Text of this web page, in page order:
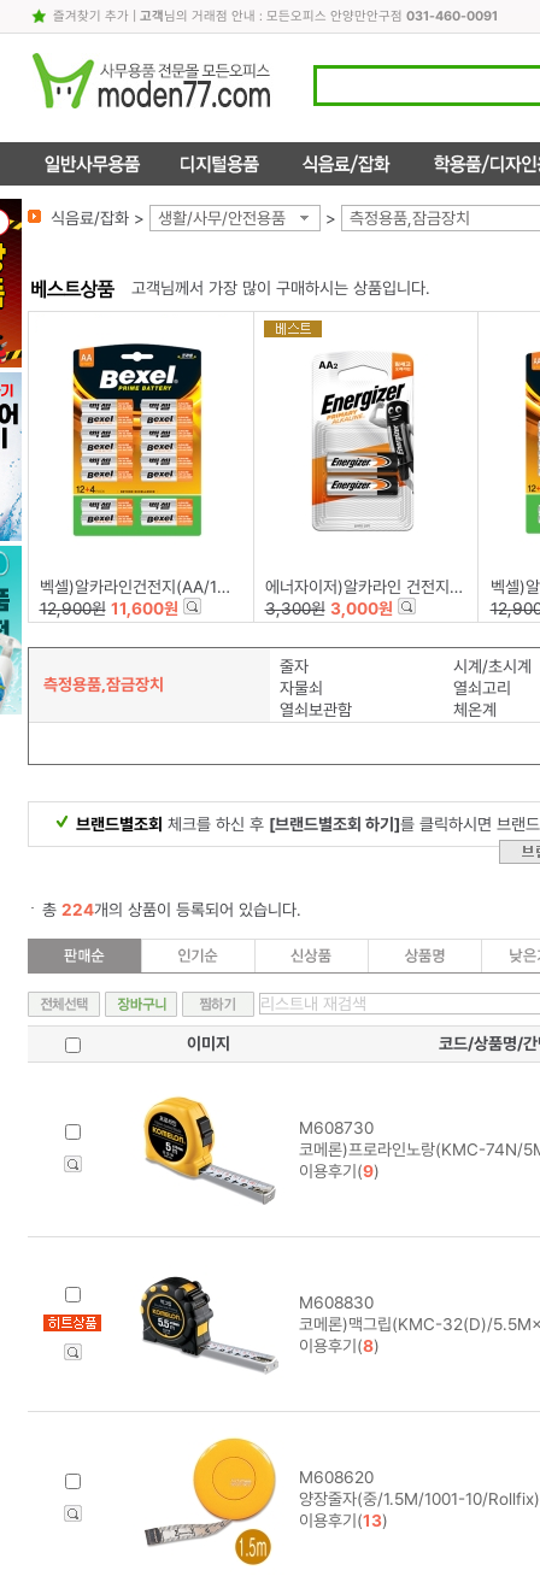
즐겨찾기 추가| 고객님의 거래점 안내 : 모든오피스 안양만안구점 031-460-0091
식음료/잡화 > 생활/사무/안전용품 > 측정용품,잠금장치
고객님께서 가장 많이 구매하시는 상품입니다.
벡셀)알카라인건전지(AA/12+4)
12,900원 11,600원
에너자이저)알카라인 건전지(PRIMARY/AA/B2)
3,300원 3,000원
벡셀)알
측정용품,잠금장치
줄자
시계/초시계
자물쇠
열쇠고리
열쇠보관함
체온계
브랜드별조회 체크를 하신 후 [브랜드별조회 하기]를 클릭하시면 브랜
총 224개의 상품이 등록되어 있습니다.
이미지 코드/상품명/간
M608730
코메론)프로라인노랑(KMC-74N/
이용후기(9)
M608830
코메론)맥그립(KMC-32(D)/
이용후기(8)
M608620
양장줄자(중/1.5M/1001-10/
이용후기(13)